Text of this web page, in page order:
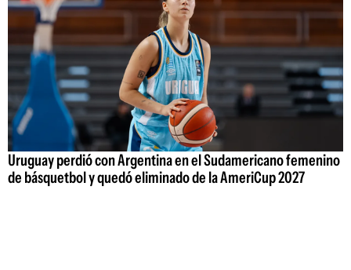
Uruguay perdió con Argentina en el Sudamericano femenino
de básquetbol y quedó eliminado de la AmeriCup 2027